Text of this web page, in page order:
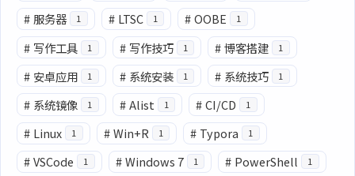
#服务器 1 # LTSC 1 #OOBE 1
# 写作工具 1 # 写作技巧 1 #博客搭建 1
# 安卓应用 1 # 系统安装 1 # 系统技巧 1
# 系统镜像 1 # Alist 1 #CI/CD 1
# Linux 1 # Win+R 1 # Typora 1
#VSCode 1 # Windows 7 1 # PowerShell 1